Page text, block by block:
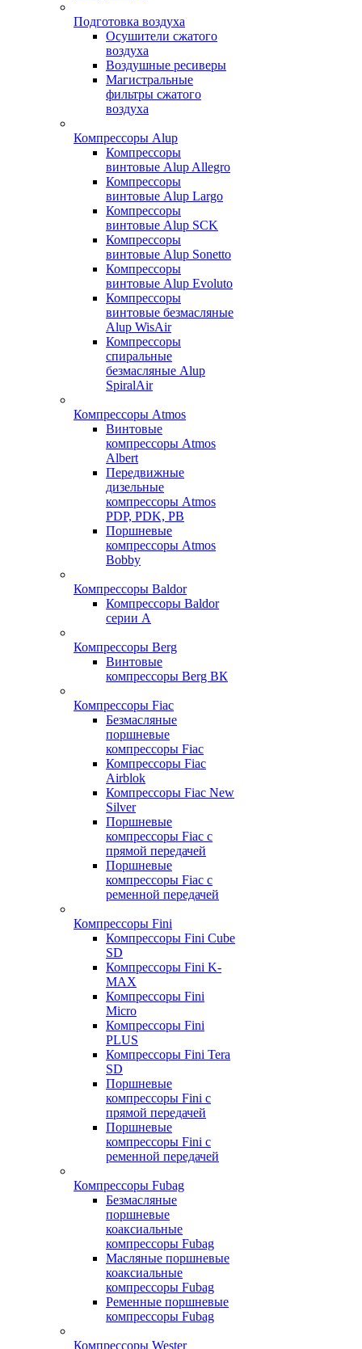
Подготовка воздуха
Осушители сжатого
воздуха
Воздушные ресиверы
Магистральные
фильтры сжатого
воздуха
Компрессоры Alup
Компрессоры
винтовые Alup Allegro
Компрессоры
винтовые Alup Largo
Компрессоры
винтовые Alup SCK
Компрессоры
винтовые Alup Sonetto
Компрессоры
винтовые Alup Evoluto
Компрессоры
винтовые безмасляные
Alup WisAir
Компрессоры
спиральные
безмасляные Alup
SpiralAir
Компрессоры Atmos
Винтовые
компрессоры Atmos
Albert
Передвижные
дизельные
компрессоры Atmos
PDP, PDK, PB
Поршневые
компрессоры Atmos
Bobby
Компрессоры Baldor
Компрессоры Baldor
серии A
Компрессоры Berg
Винтовые
компрессоры Berg ВК
Компрессоры Fiac
Безмасляные
поршневые
компрессоры Fiac
Компрессоры Fiac
Airblok
Компрессоры Fiac New
Silver
Поршневые
компрессоры Fiac с
прямой передачей
Поршневые
компрессоры Fiac с
ременной передачей
Компрессоры Fini
Компрессоры Fini Cube
SD
Компрессоры Fini K-
MAX
Компрессоры Fini
Micro
Компрессоры Fini
PLUS
Компрессоры Fini Tera
SD
Поршневые
компрессоры Fini с
прямой передачей
Поршневые
компрессоры Fini с
ременной передачей
Компрессоры Fubag
Безмасляные
поршневые
коаксиальные
компрессоры Fubag
Масляные поршневые
коаксиальные
компрессоры Fubag
Ременные поршневые
компрессоры Fubag
Компрессоры Wester